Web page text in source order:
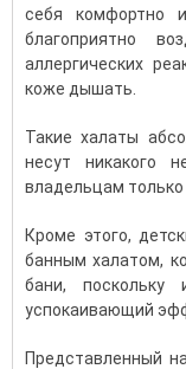
себя комфортно
благоприятно
аллергических
коже дышать.
Такие халаты
несут никакого
владельцам
Кроме этого,
банным халатом,
бани, поскольку
успокаивающий
Представленный